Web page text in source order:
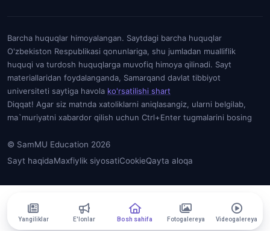
Barcha huquqlar himoyalangan. Saytdagi barcha huquqlar
O'zbekiston Respublikasi qonunlariga, shu jumladan mualliflik
huquqi va turdosh huquqlarga muvofiq himoya qilinadi. Sayt
materiallaridan foydalanganda, Samarqand davlat tibbiyot
universiteti saytiga havola ko'rsatilishi shart
Diqqat! Agar siz matnda xatoliklarni aniqlasangiz, ularni belgilab,
ma`muriyatni xabardor qilish uchun Ctrl+Enter tugmalarini bosing
© SamMU Education 2026
Sayt haqidaMaxfiylik siyosatiCookieQayta aloqa
Yangiliklar E'lonlar Bosh sahifa Fotogalereya Videogalereya